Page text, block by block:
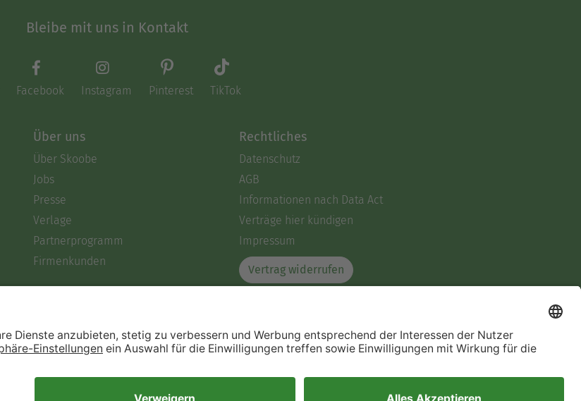
Bleibe mit uns in Kontakt
Facebook Instagram Pinterest TikTok
Über uns
Über Skoobe
Jobs
Presse
Verlage
Partnerprogramm
Firmenkunden
Rechtliches
Datenschutz
AGB
Informationen nach Data Act
Verträge hier kündigen
Impressum
Vertrag widerrufen
Immer ein gutes Buch